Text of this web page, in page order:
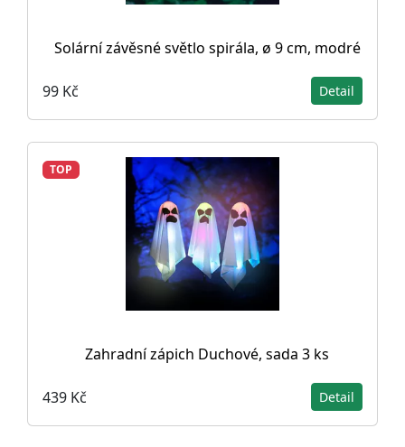
Solární závěsné světlo spirála, ø 9 cm, modré
99 Kč Detail
TOP
Zahradní zápich Duchové, sada 3 ks
439 Kč Detail